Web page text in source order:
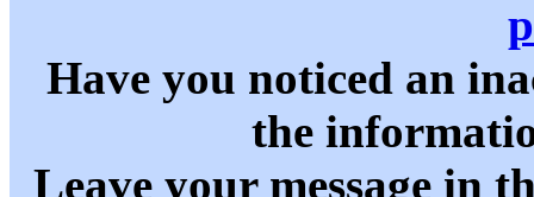
Have you noticed an
the
Leave your message in